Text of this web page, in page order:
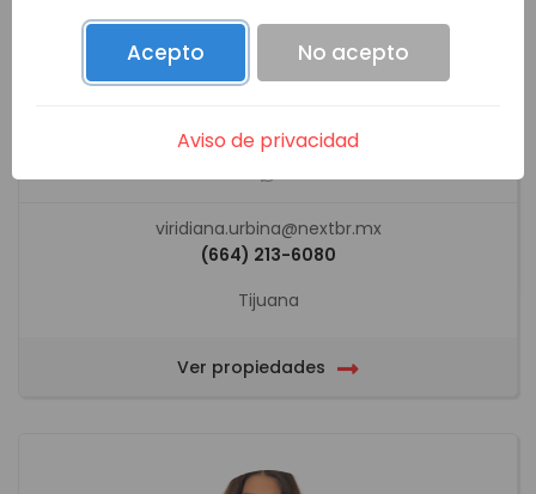
VIRIDIANA URBINA TEJEDA
viridiana.urbina@nextbr.mx
(664) 213-6080
Tijuana
Ver propiedades
Acepto No acepto
Aviso de privacidad